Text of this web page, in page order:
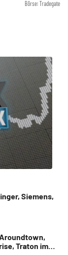
Börse: Tradegate
Siemens,
Traton im